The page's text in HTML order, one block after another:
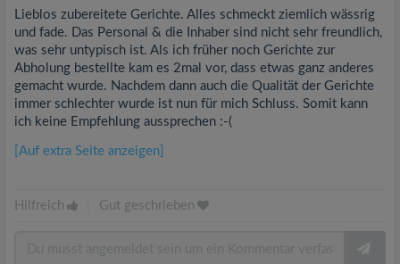
Lieblos zubereitete Gerichte. Alles schmeckt ziemlich wässrig
und fade. Das Personal & die Inhaber sind nicht sehr freundlich,
was sehr untypisch ist. Als ich früher noch Gerichte zur
Abholung bestellte kam es 2mal vor, dass etwas ganz anderes
gemacht wurde. Nachdem dann auch die Qualität der Gerichte
immer schlechter wurde ist nun für mich Schluss. Somit kann
ich keine Empfehlung aussprechen :-(
[Auf extra Seite anzeigen]
Hilfreich Gut geschrieben